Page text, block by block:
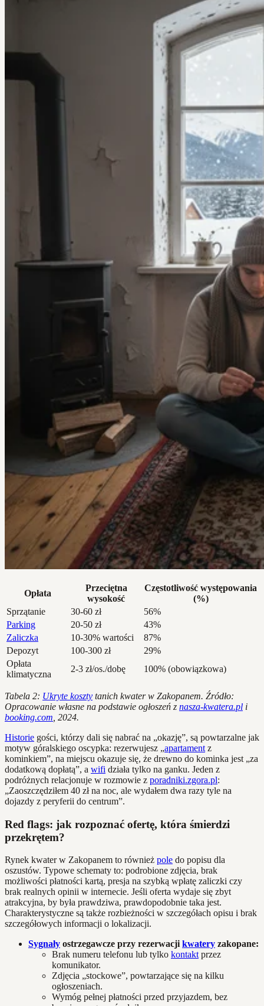
Opłata
Przeciętna
wysokość
Częstotliwość występowania
(%)
Sprzątanie
30-60 zł
56%
Parking
20-50 zł
43%
Zaliczka
10-30% wartości
87%
Depozyt
100-300 zł
29%
Opłata
klimatyczna
2-3 zł/os./dobę 100% (obowiązkowa)
Tabela 2: Ukryte koszty tanich kwater w Zakopanem. Źródło:
Opracowanie własne na podstawie ogłoszeń z nasza-kwatera.pl i
booking.com , 2024.
Historie gości, którzy dali się nabrać na „okazję”, są powtarzalne jak
motyw góralskiego oscypka: rezerwujesz „apartament z
kominkiem”, na miejscu okazuje się, że drewno do kominka jest „za
dodatkową dopłatą”, a wifi działa tylko na ganku. Jeden z
podróżnych relacjonuje w rozmowie z poradniki.zgora.pl:
„Zaoszczędziłem 40 zł na noc, ale wydałem dwa razy tyle na
dojazdy z peryferii do centrum”.
Red flags: jak rozpoznać ofertę, która śmierdzi
przekrętem?
Rynek kwater w Zakopanem to również pole do popisu dla
oszustów. Typowe schematy to: podrobione zdjęcia, brak
możliwości płatności kartą, presja na szybką wpłatę zaliczki czy
brak realnych opinii w internecie. Jeśli oferta wydaje się zbyt
atrakcyjna, by była prawdziwa, prawdopodobnie taka jest.
Charakterystyczne są także rozbieżności w szczegółach opisu i brak
szczegółowych informacji o lokalizacji.
Sygnały ostrzegawcze przy rezerwacji kwatery zakopane:
Brak numeru telefonu lub tylko kontakt przez
komunikator.
Zdjęcia „stockowe”, powtarzające się na kilku
ogłoszeniach.
Wymóg pełnej płatności przed przyjazdem, bez